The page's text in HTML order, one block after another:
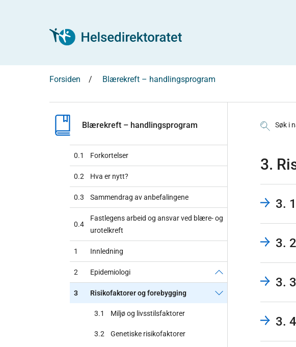
Forsiden Blærekreft – handlingsprogram
Blærekreft – handlingsprogram
0.1 Forkortelser
0.2 Hva er nytt?
0.3 Sammendrag av anbefalingene
0.4
Fastlegens arbeid og ansvar ved blære- og
urotelkreft
1 Innledning
2 Epidemiologi
3 Risikofaktorer og forebygging
3.1 Miljø og livsstilsfaktorer
3.2 Genetiske risikofaktorer
Søk i
3.
3.
3.
3.
3.